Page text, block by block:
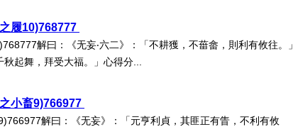
履10)768777
解曰：《无妄‧六二》：「不耕獲，不葘畲，則利有攸往。」
秋起舞，拜受大福。」心得分...
小畜9)766977
解曰：《无妄》：「元亨利貞，其匪正有眚，不利有攸